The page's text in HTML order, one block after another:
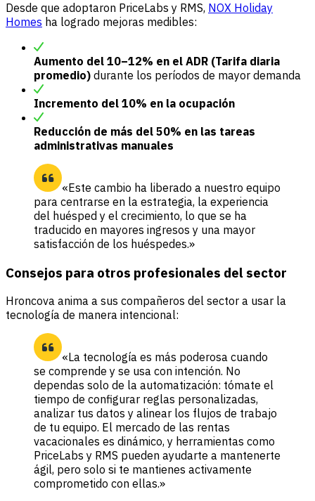
Desde que adoptaron PriceLabs y RMS, NOX Holiday
Homes ha logrado mejoras medibles:
Aumento del 10–12% en el ADR (Tarifa diaria
promedio) durante los períodos de mayor demanda
Incremento del 10% en la ocupación
Reducción de más del 50% en las tareas
administrativas manuales
«Este cambio ha liberado a nuestro equipo
para centrarse en la estrategia, la experiencia
del huésped y el crecimiento, lo que se ha
traducido en mayores ingresos y una mayor
satisfacción de los huéspedes.»
Consejos para otros profesionales del sector
Hroncova anima a sus compañeros del sector a usar la
tecnología de manera intencional:
«La tecnología es más poderosa cuando
se comprende y se usa con intención. No
dependas solo de la automatización: tómate el
tiempo de configurar reglas personalizadas,
analizar tus datos y alinear los flujos de trabajo
de tu equipo. El mercado de las rentas
vacacionales es dinámico, y herramientas como
PriceLabs y RMS pueden ayudarte a mantenerte
ágil, pero solo si te mantienes activamente
comprometido con ellas.»